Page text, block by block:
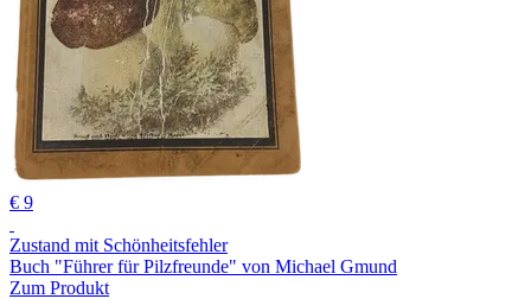
€ 9
Zustand mit Schönheitsfehler
Buch "Führer für Pilzfreunde" von Michael Gmund
Zum Produkt